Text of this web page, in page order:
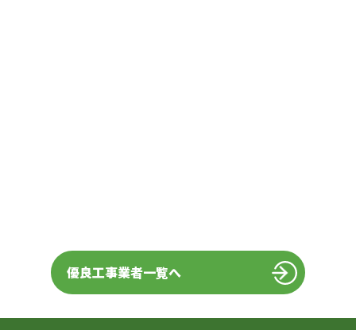
優良工事業者一覧へ